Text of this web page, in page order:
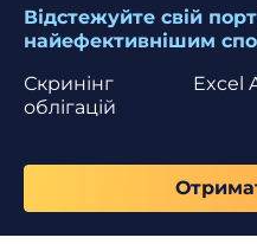
Відстежуйте свій
найефективнішим
Скринінг
облігацій
Excel